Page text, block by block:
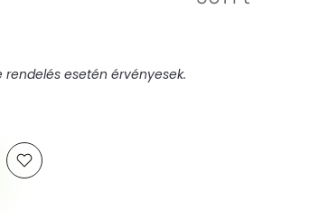
esetén érvényesek.